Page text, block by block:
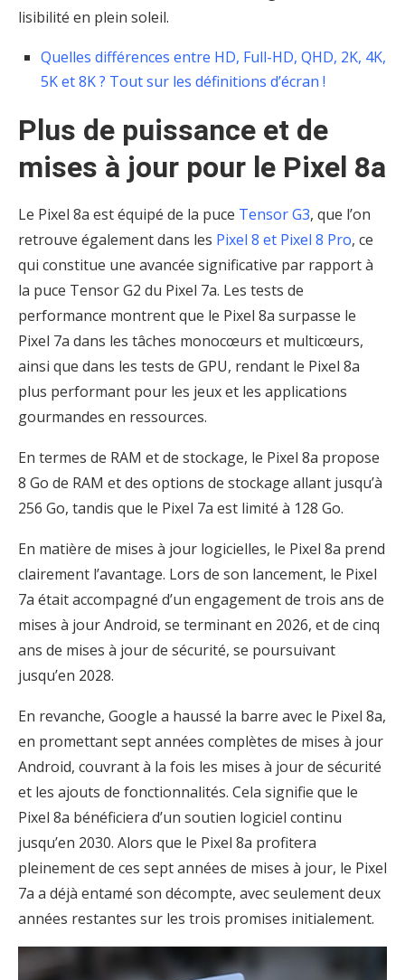
lisibilité en plein soleil.
Quelles différences entre HD, Full-HD, QHD, 2K, 4K,
5K et 8K ? Tout sur les définitions d’écran !
Plus de puissance et de
mises à jour pour le Pixel 8a
Le Pixel 8a est équipé de la puce Tensor G3, que l’on
retrouve également dans les Pixel 8 et Pixel 8 Pro, ce
qui constitue une avancée significative par rapport à
la puce Tensor G2 du Pixel 7a. Les tests de
performance montrent que le Pixel 8a surpasse le
Pixel 7a dans les tâches monocœurs et multicœurs,
ainsi que dans les tests de GPU, rendant le Pixel 8a
plus performant pour les jeux et les applications
gourmandes en ressources.
En termes de RAM et de stockage, le Pixel 8a propose
8 Go de RAM et des options de stockage allant jusqu’à
256 Go, tandis que le Pixel 7a est limité à 128 Go.
En matière de mises à jour logicielles, le Pixel 8a prend
clairement l’avantage. Lors de son lancement, le Pixel
7a était accompagné d’un engagement de trois ans de
mises à jour Android, se terminant en 2026, et de cinq
ans de mises à jour de sécurité, se poursuivant
jusqu’en 2028.
En revanche, Google a haussé la barre avec le Pixel 8a,
en promettant sept années complètes de mises à jour
Android, couvrant à la fois les mises à jour de sécurité
et les ajouts de fonctionnalités. Cela signifie que le
Pixel 8a bénéficiera d’un soutien logiciel continu
jusqu’en 2030. Alors que le Pixel 8a profitera
pleinement de ces sept années de mises à jour, le Pixel
7a a déjà entamé son décompte, avec seulement deux
années restantes sur les trois promises initialement.